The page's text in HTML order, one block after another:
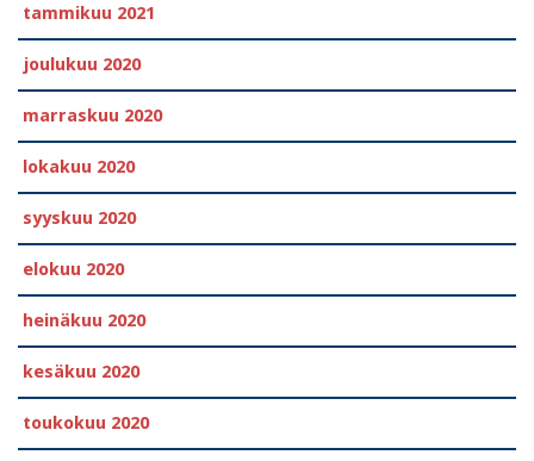
tammikuu 2021
joulukuu 2020
marraskuu 2020
lokakuu 2020
syyskuu 2020
elokuu 2020
heinäkuu 2020
kesäkuu 2020
toukokuu 2020